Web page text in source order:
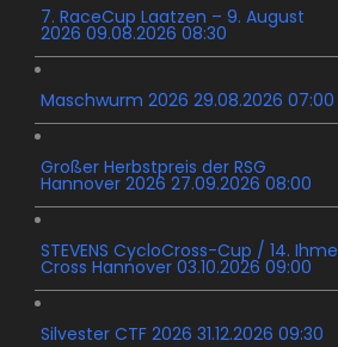
7. RaceCup Laatzen – 9. August
2026 09.08.2026 08:30
Maschwurm 2026 29.08.2026 07:00
Großer Herbstpreis der RSG
Hannover 2026 27.09.2026 08:00
STEVENS CycloCross-Cup / 14. Ihme
Cross Hannover 03.10.2026 09:00
Silvester CTF 2026 31.12.2026 09:30